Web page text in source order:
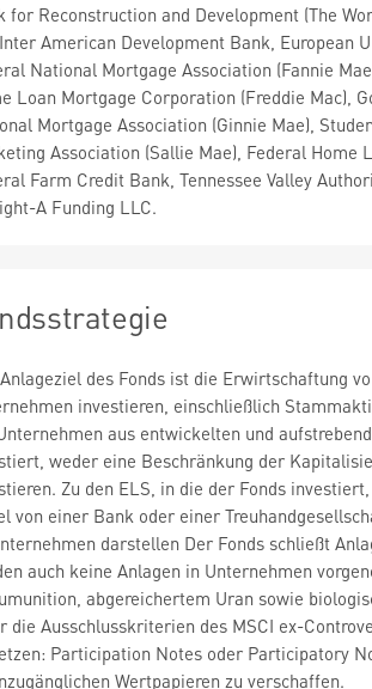
for Reconstruction and Development (The
American Development Bank, European
National Mortgage Association (Fannie
Loan Mortgage Corporation (Freddie Mac),
Mortgage Association (Ginnie Mae),
Association (Sallie Mae), Federal Home
Farm Credit Bank, Tennessee Valley
A Funding LLC.
des Fonds ist die Erwirtschaftung
investieren, einschließlich
aus entwickelten und
weder eine Beschränkung der
Zu den ELS, in die der Fonds
von einer Bank oder einer
darstellen Der Fonds schließt
auch keine Anlagen in Unternehmen
abgereichertem Uran sowie
die Ausschlusskriterien des MSCI ex-
Participation Notes oder Participatory
Wertpapieren zu verschaffen.